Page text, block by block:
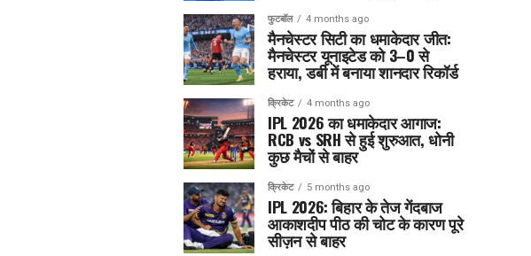
फुटबॉल 4 months ago
मैनचेस्टर सिटी का धमाकेदार जीत:
मैनचेस्टर यूनाइटेड को 3–0 से
हराया, डर्बी में बनाया शानदार रिकॉर्ड
क्रिकेट 4 months ago
IPL 2026 का धमाकेदार आगाज:
RCB vs SRH से हुई शुरुआत, धोनी
कुछ मैचों से बाहर
क्रिकेट 5 months ago
IPL 2026: बिहार के तेज गेंदबाज
आकाशदीप पीठ की चोट के कारण पूरे
सीज़न से बाहर